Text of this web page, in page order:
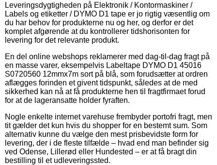
Leveringsdygtigheden på Elektronik / Kontormaskiner /
Labels og etiketter / DYMO D1 tape er jo rigtig væsentlig om
du har behov for produkterne nu og her, og derfor er det
komplet afgørende at du kontrollerer tidshorisonten for
levering for det relevante produkt.
En del online webshops reklamerer med dag-til-dag fragt på
en masse varer, eksempelvis Labeltape DYMO D1 45016
S0720560 12mmx7m sort på blå, som forudsætter at ordren
aflægges forinden et givent tidspunkt, således at de med
sikkerhed kan nå at få produkterne hen til fragtfirmaet forud
for at de lageransatte holder fyraften.
Nogle enkelte internet varehuse frembyder portofri fragt, men
tit gælder det kun hvis du shopper for en bestemt sum. Som
alternativ kunne du vælge den mest prisbevidste form for
levering, der i de fleste tilfælde – hvad end man befinder sig
ved Odense, Lillerød eller Hundested – er at få bragt din
bestilling til et udleveringssted.